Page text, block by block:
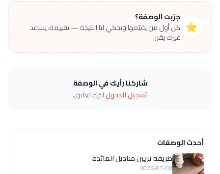
⭐
جرّبت الوصفة؟
كن أول من يقيّمها ويحكي لنا النتيجة — تقييمك يساعد
غيرك يقرر.
شاركنا رأيك في الوصفة
تسجيل الدخوللترك تعليق.
أحدث الوصفات
طريقة تزيين مناديل المائدة
2026-07-08